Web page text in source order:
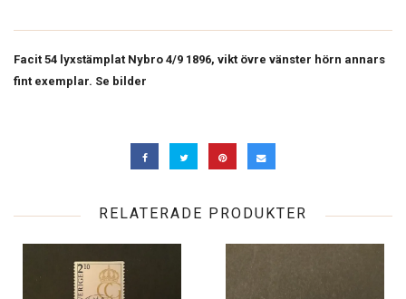
Facit 54 lyxstämplat Nybro 4/9 1896, vikt övre vänster hörn annars
fint exemplar. Se bilder
RELATERADE PRODUKTER